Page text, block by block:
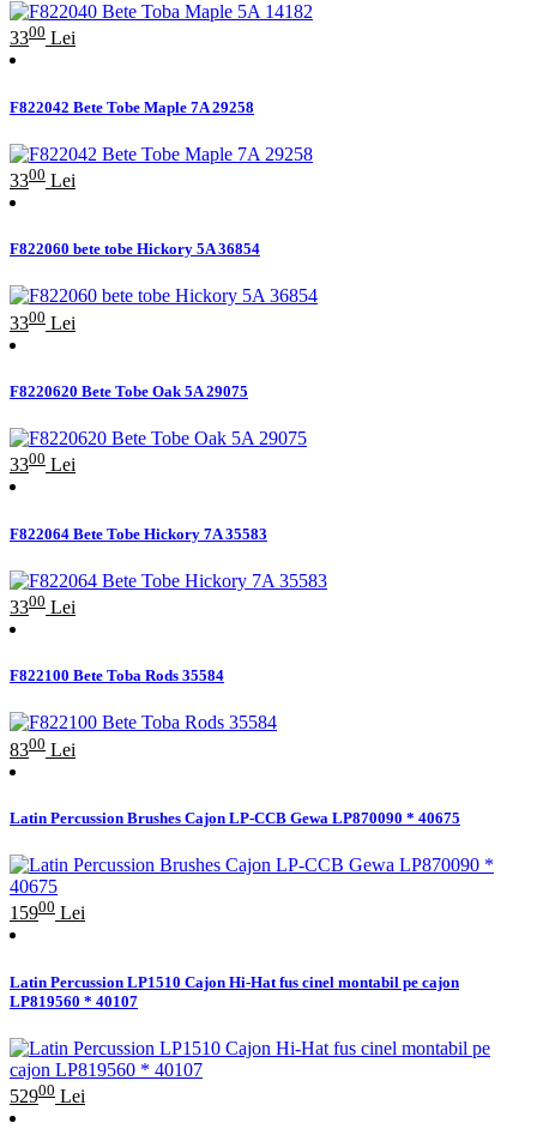
3300 Lei
F822042 Bete Tobe Maple 7A 29258
3300 Lei
F822060 bete tobe Hickory 5A 36854
3300 Lei
F8220620 Bete Tobe Oak 5A 29075
3300 Lei
F822064 Bete Tobe Hickory 7A 35583
3300 Lei
F822100 Bete Toba Rods 35584
8300 Lei
Latin Percussion Brushes Cajon LP-CCB Gewa LP870090 * 40675
15900 Lei
Latin Percussion LP1510 Cajon Hi-Hat fus cinel montabil pe cajon
LP819560 * 40107
52900 Lei